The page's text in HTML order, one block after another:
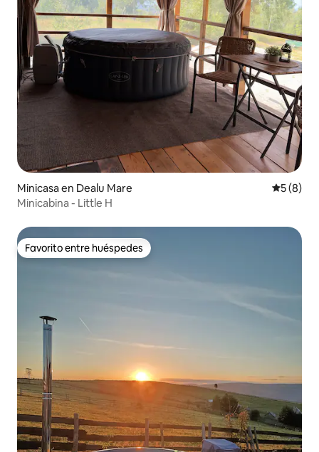
Minicasa en Dealu Mare
5 (8)
Minicabina - Little H
Favorito entre huéspedes
Favorito entre huéspedes